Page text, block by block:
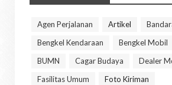
Agen Perjalanan Artikel
Bengkel Kendaraan
Bengkel Mobil
BUMN
Cagar Budaya
Dealer
Fasilitas Umum
Foto Kiriman